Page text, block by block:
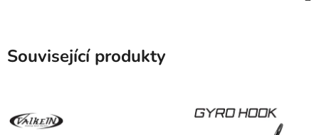
Související produkty